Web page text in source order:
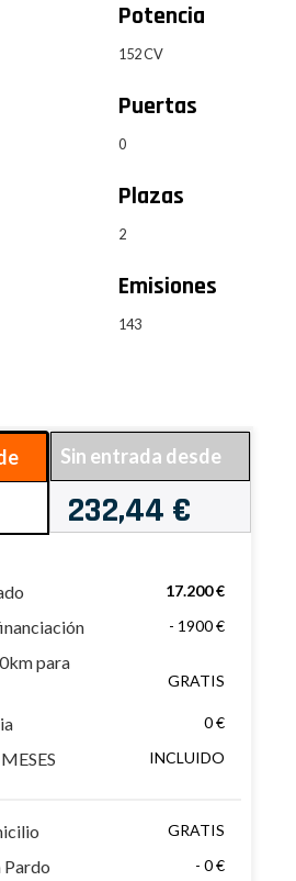
Potencia
152 CV
Puertas
0
Plazas
2
Emisiones
143
Sin entrada desde
232,44 €
17.200 €
- 1900 €
para
GRATIS
0 €
INCLUIDO
GRATIS
Pardo
- 0 €